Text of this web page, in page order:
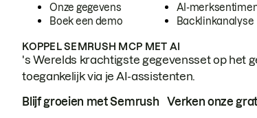
Onze gegevens
Boek een demo
AI-
Backlinkanalyse
KOPPEL SEMRUSH MCP MET AI
's Werelds krachtigste gegevensset op het
toegankelijk via je AI-assistenten.
Blijf groeien met Semrush Verken onze